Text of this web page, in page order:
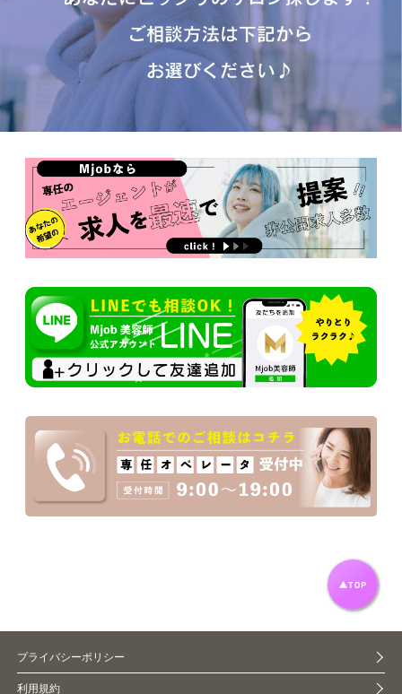
プライバシーポリシー
利用規約